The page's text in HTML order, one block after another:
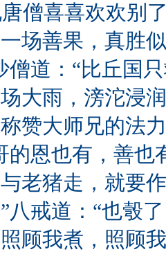
僧喜喜欢欢别
场善果，真胜
僧道：“比丘国
大雨，滂沱浸
赞大师兄的法
的恩也有，善
老猪走，就要
八戒道：“也彀
顾我煮，照顾